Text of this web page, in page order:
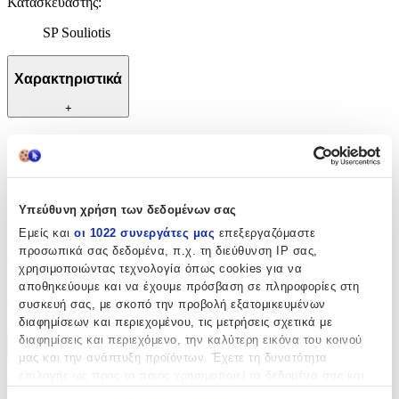
Υπεύθυνη χρήση των δεδομένων σας
Εμείς και οι 1022 συνεργάτες μας επεξεργαζόμαστε
προσωπικά σας δεδομένα, π.χ. τη διεύθυνση IP σας,
χρησιμοποιώντας τεχνολογία όπως cookies για να
αποθηκεύουμε και να έχουμε πρόσβαση σε πληροφορίες στη
συσκευή σας, με σκοπό την προβολή εξατομικευμένων
διαφημίσεων και περιεχομένου, τις μετρήσεις σχετικά με
διαφημίσεις και περιεχόμενο, την καλύτερη εικόνα του κοινού
μας και την ανάπτυξη προϊόντων. Έχετε τη δυνατότητα
SP Souliotis
Χαρακτηριστικά
+
Χαρακτηριστικά
SP Souliotis
Αξιολογήσεις
Προς το παρόν δεν υπάρχουν άλλες αξιολογήσεις. Όταν
προστεθούν, θα εμφανιστούν εδώ.
Πώς υπολογίζεται η βαθμολογία
Η τελική βαθμολογία βασίζεται αποκλειστικά σε κριτικές χρηστών
που έχουν πραγματοποιήσει αγορά μέσω SHOPFLIX ή έχουν